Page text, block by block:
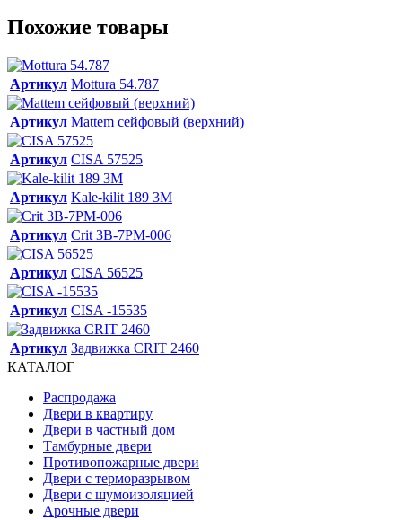
Похожие товары
Артикул Mottura 54.787
Артикул Mattem сейфовый (верхний)
Артикул CISA 57525
Артикул Kale-kilit 189 3M
Артикул Crit 3В-7РМ-006
Артикул CISA 56525
Артикул CISA -15535
Артикул Задвижка CRIT 2460
КАТАЛОГ
Распродажа
Двери в квартиру
Двери в частный дом
Тамбурные двери
Противопожарные двери
Двери с терморазрывом
Двери с шумоизоляцией
Арочные двери